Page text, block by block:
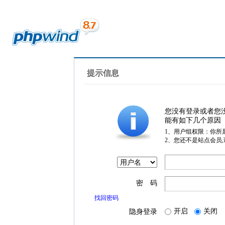
提示信息
您没有登录或者您
能有如下几个原因
1、用户组权限：你所
2、您还不是站点会员
密 码
找回密码
隐身登录 开启 关闭